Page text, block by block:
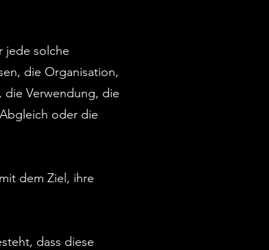
jede solche
die Organisation,
die Verwendung, die
oder die
dem Ziel, ihre
dass diese